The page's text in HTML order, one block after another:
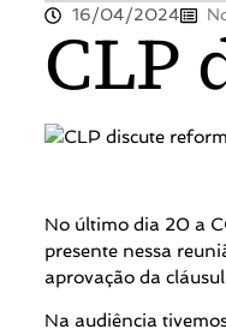
16/04/2024
CLP
No último dia 20 a
presente nessa
aprovação da
Na audiência